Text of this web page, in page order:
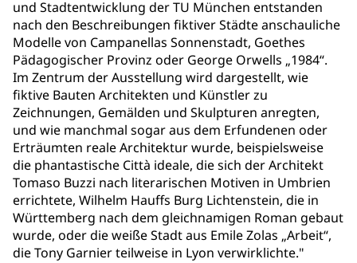
und Stadtentwicklung der TU München entstanden
nach den Beschreibungen fiktiver Städte anschauliche
Modelle von Campanellas Sonnenstadt, Goethes
Pädagogischer Provinz oder George Orwells „1984“.
Im Zentrum der Ausstellung wird dargestellt, wie
fiktive Bauten Architekten und Künstler zu
Zeichnungen, Gemälden und Skulpturen anregten,
und wie manchmal sogar aus dem Erfundenen oder
Erträumten reale Architektur wurde, beispielsweise
die phantastische Città ideale, die sich der Architekt
Tomaso Buzzi nach literarischen Motiven in Umbrien
errichtete, Wilhelm Hauffs Burg Lichtenstein, die in
Württemberg nach dem gleichnamigen Roman gebaut
wurde, oder die weiße Stadt aus Emile Zolas „Arbeit“,
die Tony Garnier teilweise in Lyon verwirklichte."